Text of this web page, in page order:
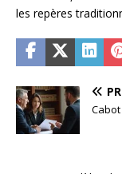
les repères